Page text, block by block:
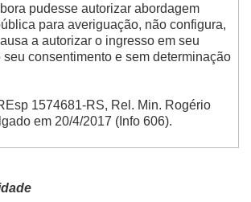
pudesse autorizar abordagem
para averiguação, não configura,
a autorizar o ingresso em seu
consentimento e sem determinação
1574681-RS, Rel. Min. Rogério
em 20/4/2017 (Info 606).